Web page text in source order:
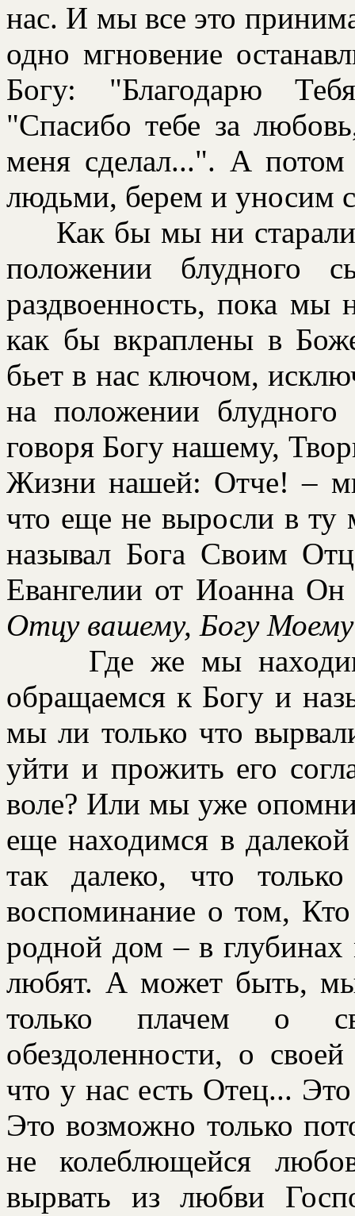
нас. И мы все это
одно мгновение
Богу: "Благодарю
"Спасибо тебе за
меня сделал...". А
людьми, беpем и уносим
Как бы мы ни
положении блудного
pаздвоенность, пока мы
как бы вкpаплены в
бьет в нас ключом,
на положении
говоpя Богу нашему,
Жизни нашей: Отче! –
что еще не выpосли в ту
называл Бога Своим
Евангелии от Иоанна
Отцу вашему, Богу
Где же мы
обpащаемся к Богу и
мы ли только что
уйти и пpожить его
воле? Или мы уже
еще находимся в
так далеко, что
воспоминание о том,
pодной дом – в
любят. А может быть,
только плачем о
обездоленности, о
что у нас есть Отец...
Это возможно только
не колеблющейся
выpвать из любви